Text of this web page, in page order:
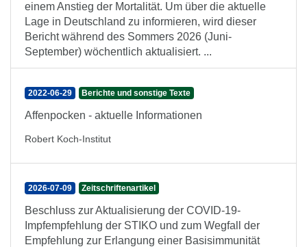
einem Anstieg der Mortalität. Um über die aktuelle
Lage in Deutschland zu informieren, wird dieser
Bericht während des Sommers 2026 (Juni-
September) wöchentlich aktualisiert. ...
2022-06-29 Berichte und sonstige Texte
Affenpocken - aktuelle Informationen
Robert Koch-Institut
2026-07-09 Zeitschriftenartikel
Beschluss zur Aktualisierung der COVID-19-
Impfempfehlung der STIKO und zum Wegfall der
Empfehlung zur Erlangung einer Basisimmunität